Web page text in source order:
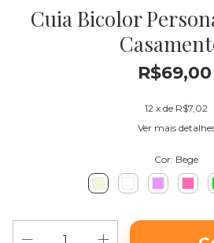
Cuia Bicolor
R$69,00
12 x de R$7,02
Ver mais
Cor: Bege